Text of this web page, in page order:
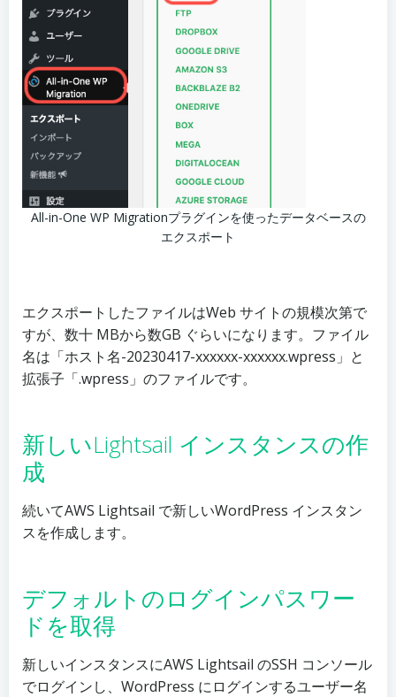
All-in-One WP Migrationプラグインを使ったデータベースの
エクスポート
エクスポートしたファイルはWeb サイトの規模次第で
すが、数十 MBから数GB ぐらいになります。ファイル
名は「ホスト名-20230417-xxxxxx-xxxxxx.wpress」と
拡張子「.wpress」のファイルです。
新しいLightsail インスタンスの作
成
続いてAWS Lightsail で新しいWordPress インスタン
スを作成します。
デフォルトのログインパスワー
ドを取得
新しいインスタンスにAWS Lightsail のSSH コンソール
でログインし、WordPress にログインするユーザー名